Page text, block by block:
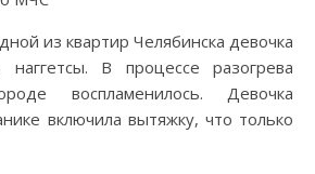
из квартир Челябинска девочка
В процессе разогрева
воспламенилось. Девочка
включила вытяжку, что только